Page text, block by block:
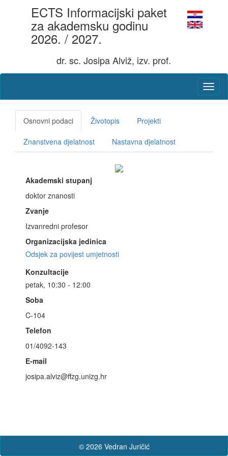
ECTS Informacijski paket
za akademsku godinu
2026. / 2027.
dr. sc. Josipa Alviž, izv. prof.
Osnovni podaci Životopis Projekti
Znanstvena djelatnost Nastavna djelatnost
Akademski stupanj
doktor znanosti
Zvanje
Izvanredni profesor
Organizacijska jedinica
Odsjek za povijest umjetnosti
Konzultacije
petak, 10:30 - 12:00
Soba
C-104
Telefon
01/4092-143
E-mail
josipa.alviz@ffzg.unizg.hr
© 2026 Vedran Juričić